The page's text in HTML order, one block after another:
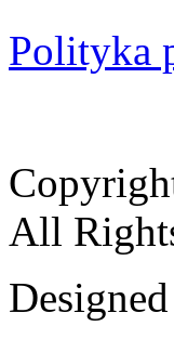
Polityka
All